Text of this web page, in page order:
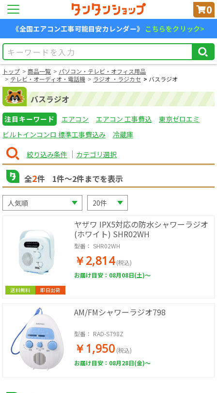
0
《全国エアコン工事可能目安カレンダー》 こちらをクリック>
トップ 商品一覧
パソコン・テレビ・オフィス用品
テレビ・オーディオ・電話機
ラジオ ・ラジカセ バスラジオ
バスラジオ
注目キーワード エアコン エアコン 工事費込
東京ゼロエミ
ビルトインコンロ 標準工事費込み
冷蔵庫
絞り込み条件 カテゴリ選択
全2件 1件〜2件までを表示
送料無料 即日出荷
ヤザワ IPX5対応の防水シャワーラジオ
(ホワイト) SHR02WH
型番： SHR02WH
￥2,814 (税込)
お届け目安：08月08日(土)～
AM/FMシャワーラジオ798
型番： RAD-S798Z
￥1,950 (税込)
お届け目安：08月28日(金)～